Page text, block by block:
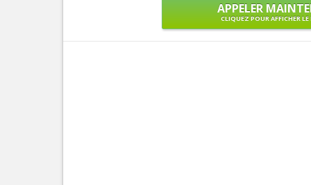
APPELER
CLIQUEZ POUR AFFICHER